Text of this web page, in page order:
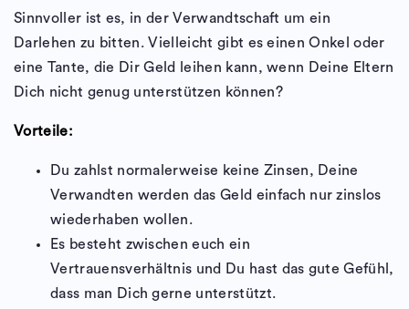
Sinnvoller ist es, in der Verwandtschaft um ein
Darlehen zu bitten. Vielleicht gibt es einen Onkel oder
eine Tante, die Dir Geld leihen kann, wenn Deine Eltern
Dich nicht genug unterstützen können?
Vorteile:
Du zahlst normalerweise keine Zinsen, Deine
Verwandten werden das Geld einfach nur zinslos
wiederhaben wollen.
Es besteht zwischen euch ein
Vertrauensverhältnis und Du hast das gute Gefühl,
dass man Dich gerne unterstützt.